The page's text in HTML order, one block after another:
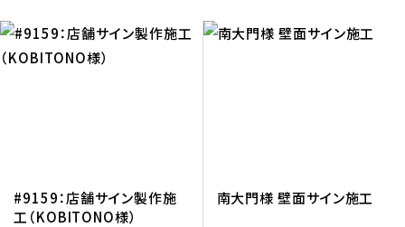
#9159：店舗サイン製作施
工（KOBITONO様）
南大門様 壁面サイン施工